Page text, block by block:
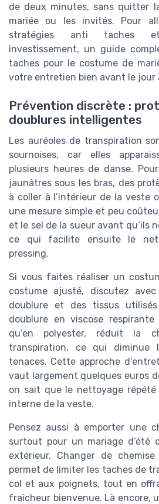
de deux minutes, sans quitter
mariée ou les invités. Pour
stratégies anti taches
investissement, un guide
taches pour le costume de
votre entretien bien avant le jour
Prévention discrète :
doublures intelligentes
Les auréoles de transpiration
sournoises, car elles
plusieurs heures de danse.
jaunâtres sous les bras, des
à coller à l’intérieur de la veste
une mesure simple et peu
et le sel de la sueur avant qu’ils
ce qui facilite ensuite le
pressing.
Si vous faites réaliser un
costume ajusté, discutez
doublure et des tissus
doublure en viscose
qu’en polyester, réduit la
transpiration, ce qui diminue
tenaces. Cette approche
vaut largement quelques euros
on sait que le nettoyage
interne de la veste.
Pensez aussi à emporter une
surtout pour un mariage d’été
extérieur. Changer de
permet de limiter les taches de
col et aux poignets, tout en
fraîcheur bienvenue. Là encore,